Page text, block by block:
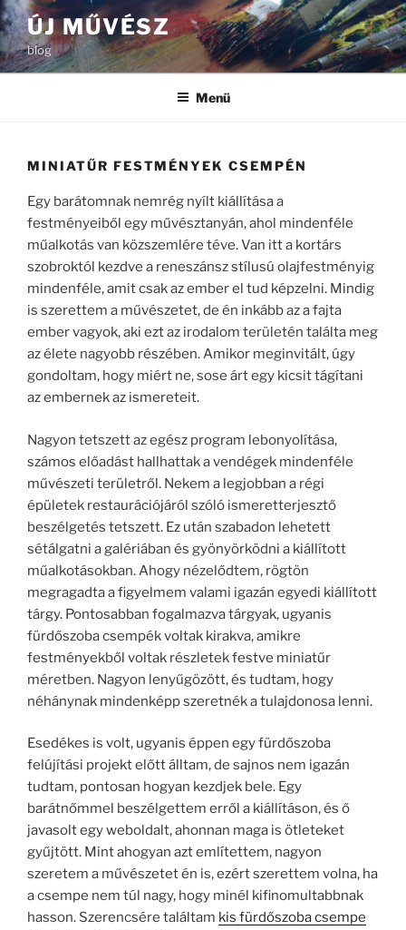
Tartalomhoz
ÚJ MŰVÉSZ
blog
Menü
MINIATŰR FESTMÉNYEK CSEMPÉN
Egy barátomnak nemrég nyílt kiállítása a
festményeiből egy művésztanyán, ahol mindenféle
műalkotás van közszemlére téve. Van itt a kortárs
szobroktól kezdve a reneszánsz stílusú olajfestményig
mindenféle, amit csak az ember el tud képzelni. Mindig
is szerettem a művészetet, de én inkább az a fajta
ember vagyok, aki ezt az irodalom területén találta meg
az élete nagyobb részében. Amikor meginvitált, úgy
gondoltam, hogy miért ne, sose árt egy kicsit tágítani
az embernek az ismereteit.
Nagyon tetszett az egész program lebonyolítása,
számos előadást hallhattak a vendégek mindenféle
művészeti területről. Nekem a legjobban a régi
épületek restaurációjáról szóló ismeretterjesztő
beszélgetés tetszett. Ez után szabadon lehetett
sétálgatni a galériában és gyönyörködni a kiállított
műalkotásokban. Ahogy nézelődtem, rögtön
megragadta a figyelmem valami igazán egyedi kiállított
tárgy. Pontosabban fogalmazva tárgyak, ugyanis
fürdőszoba csempék voltak kirakva, amikre
festményekből voltak részletek festve miniatűr
méretben. Nagyon lenyűgözött, és tudtam, hogy
néhánynak mindenképp szeretnék a tulajdonosa lenni.
Esedékes is volt, ugyanis éppen egy fürdőszoba
felújítási projekt előtt álltam, de sajnos nem igazán
tudtam, pontosan hogyan kezdjek bele. Egy
barátnőmmel beszélgettem erről a kiállításon, és ő
javasolt egy weboldalt, ahonnan maga is ötleteket
gyűjtött. Mint ahogyan azt említettem, nagyon
szeretem a művészetet én is, ezért szerettem volna, ha
a csempe nem túl nagy, hogy minél kifinomultabbnak
hasson. Szerencsére találtam kis fürdőszoba csempe